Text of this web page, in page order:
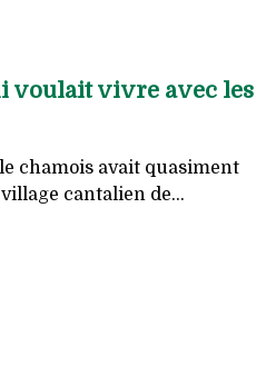
voulait vivre avec les
chamois avait quasiment
cantalien de...